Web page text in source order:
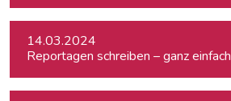
14.03.2024
Reportagen schreiben – ganz einfach